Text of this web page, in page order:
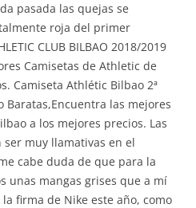
pasada las quejas se
roja del primer
CLUB BILBAO 2018/2019
Camisetas de Athletic de
Camiseta Athlétic Bilbao 2ª
Baratas,Encuentra las mejores
a los mejores precios. Las
muy llamativas en el
cabe duda de que para la
unas mangas grises que a mí
firma de Nike este año, como